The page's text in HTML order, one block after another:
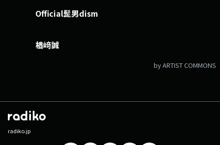
Official髭男dism
楢﨑誠
by ARTIST COMMONS
radiko.jp